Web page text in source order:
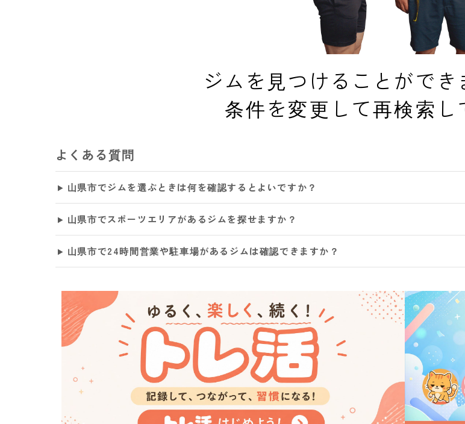
ジムを見つけることができ
条件を変更して再検索し
よくある質問
山県市でジムを選ぶときは何を確認するとよいですか？
山県市でスポーツエリアがあるジムを探せますか？
山県市で24時間営業や駐車場があるジムは確認できますか？